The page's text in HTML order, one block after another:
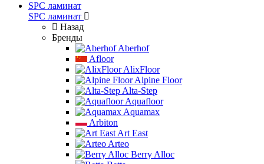
SPC ламинат
SPC ламинат
Назад
Бренды
Aberhof
Afloor
AlixFloor
Alpine Floor
Alta-Step
Aquafloor
Aquamax
Arbiton
Art East
Arteo
Berry Alloc